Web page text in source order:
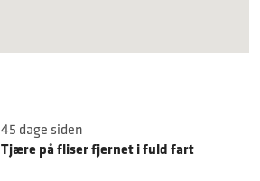
45 dage siden
Tjære på fliser fjernet i fuld fart